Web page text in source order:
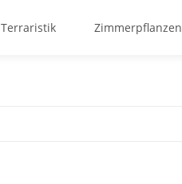
Terraristik Zimmerpflanzen